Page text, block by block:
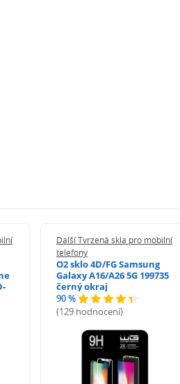
Další Tvrzená skla pro mobilní
telefony
O2 sklo 4D/FG Samsung
Galaxy A16/A26 5G 199735
černý okraj
90 %
(129 hodnocení)